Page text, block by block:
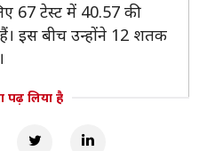
67 टेस्ट में 40.57 की
इस बीच उन्होंने 12 शतक
पढ़ लिया है